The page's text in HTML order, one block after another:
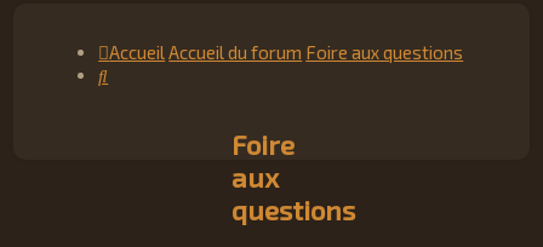
AccueilAccueil du forum Foire aux questions
Foire
aux
questions